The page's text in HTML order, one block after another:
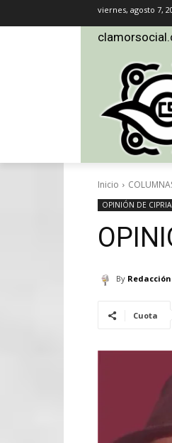
viernes, agosto 7,
Inicio
OPINIÓN DE
By Redacción
Cuota